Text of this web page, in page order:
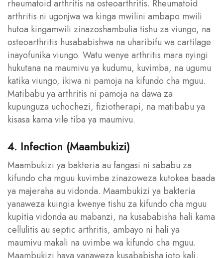
rheumatoid arthritis na osteoarthritis. Rheumatoid
arthritis ni ugonjwa wa kinga mwilini ambapo mwili
hutoa kingamwili zinazoshambulia tishu za viungo, na
osteoarthritis husababishwa na uharibifu wa cartilage
inayofunika viungo. Watu wenye arthritis mara nyingi
hukutana na maumivu ya kudumu, kuvimba, na ugumu
katika viungo, ikiwa ni pamoja na kifundo cha mguu.
Matibabu ya arthritis ni pamoja na dawa za
kupunguza uchochezi, fiziotherapi, na matibabu ya
kisasa kama vile tiba ya maumivu.
4. Infection (Maambukizi)
Maambukizi ya bakteria au fangasi ni sababu za
kifundo cha mguu kuvimba zinazoweza kutokea baada
ya majeraha au vidonda. Maambukizi ya bakteria
yanaweza kuingia kwenye tishu za kifundo cha mguu
kupitia vidonda au mabanzi, na kusababisha hali kama
cellulitis au septic arthritis, ambayo ni hali ya
maumivu makali na uvimbe wa kifundo cha mguu.
Maambukizi haya yanaweza kusababisha joto kali,